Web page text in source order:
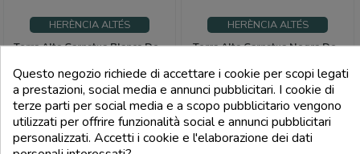
HERÈNCIA ALTÉS
Terra Alta Garnatxa Blanca Do -
Prezzo
22,00 €
add_shopping_cart
HERÈNCIA ALTÉS
Terra Alta Garnatxa Negra Do -
Prezzo
22,00 €
add_shopping_cart
Questo negozio richiede di accettare i cookie per scopi legati
a prestazioni, social media e annunci pubblicitari. I cookie di
terze parti per social media e a scopo pubblicitario vengono
utilizzati per offrire funzionalità social e annunci pubblicitari
personalizzati. Accetti i cookie e l'elaborazione dei dati